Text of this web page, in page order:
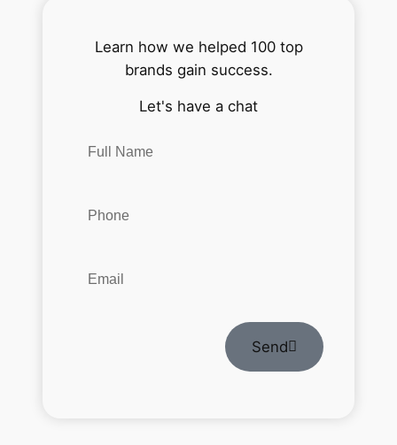
Learn how we helped 100 top
brands gain success.
Let's have a chat
Send